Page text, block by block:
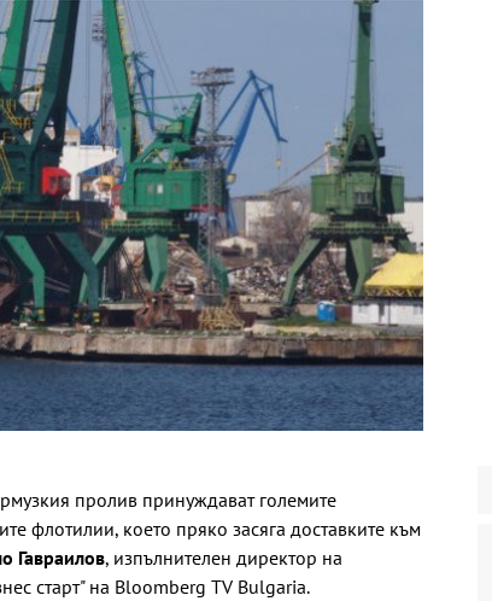
пролив принуждават големите
флотилии, което пряко засяга доставките към
Гавраилов, изпълнителен директор на
старт" на Bloomberg TV Bulgaria.